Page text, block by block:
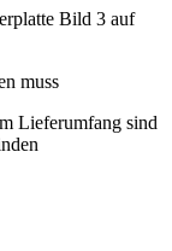
Bild 3 auf
muss
Lieferumfang sind